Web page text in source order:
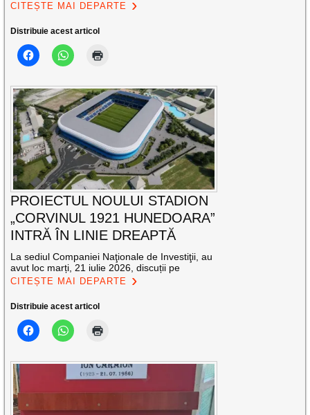
CITEȘTE MAI DEPARTE
Distribuie acest articol
PROIECTUL NOULUI STADION
„CORVINUL 1921 HUNEDOARA”
INTRĂ ÎN LINIE DREAPTĂ
La sediul Companiei Naţionale de Investiţii, au
avut loc marți, 21 iulie 2026, discuții pe
CITEȘTE MAI DEPARTE
Distribuie acest articol